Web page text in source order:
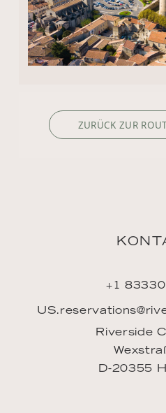
ZURÜCK ZUR
+1
Riverside
D-20355